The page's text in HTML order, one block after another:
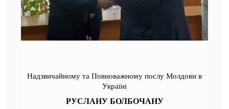
Надзвичайному та Повноважному послу Молдови в
Україні
РУСЛАНУ БОЛБОЧАНУ